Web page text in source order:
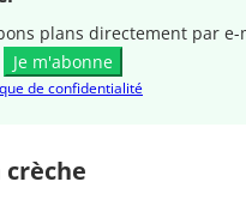
plans directement par e-
Je m'abonne
de confidentialité